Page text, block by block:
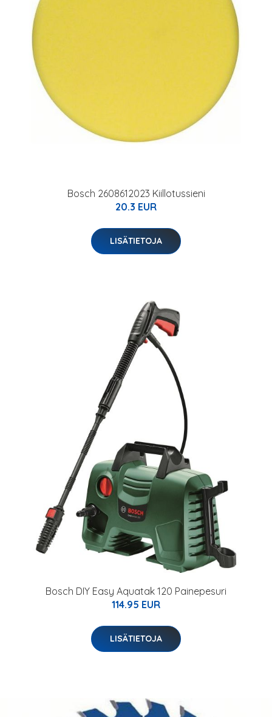
Bosch 2608612023 Kiillotussieni
20.3 EUR
LISÄTIETOJA
Bosch DIY Easy Aquatak 120 Painepesuri
114.95 EUR
LISÄTIETOJA